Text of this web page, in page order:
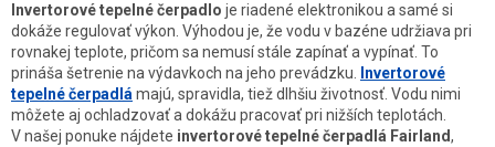
Invertorové tepelné čerpadlo je riadené elektronikou a samé si
dokáže regulovať výkon. Výhodou je, že vodu v bazéne udržiava pri
rovnakej teplote, pričom sa nemusí stále zapínať a vypínať. To
prináša šetrenie na výdavkoch na jeho prevádzku. Invertorové
tepelné čerpadlámajú, spravidla, tiež dlhšiu životnosť. Vodu nimi
môžete aj ochladzovať a dokážu pracovať pri nižších teplotách.
V našej ponuke nájdete invertorové tepelné čerpadlá Fairland,